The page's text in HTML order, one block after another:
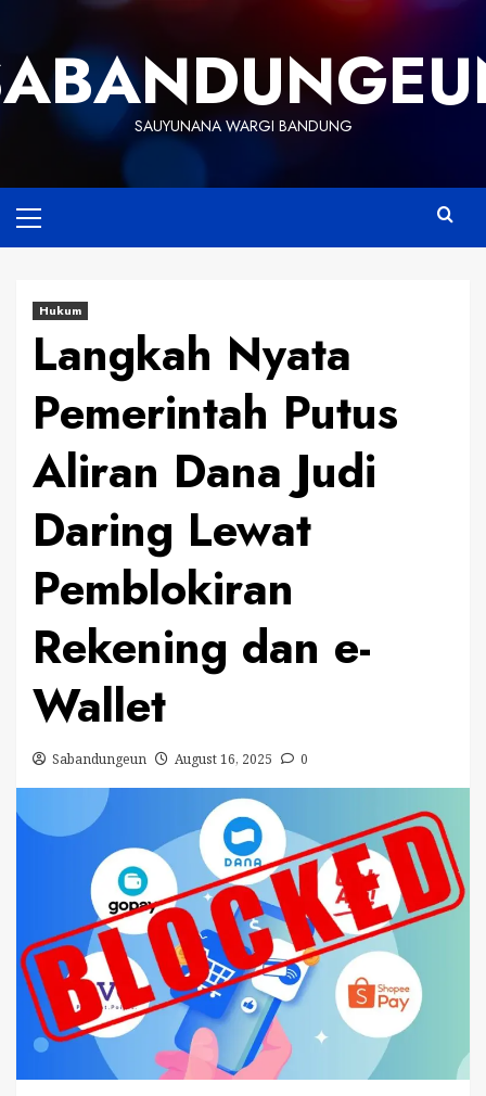
content
SAUYUNANA WARGI BANDUNG
Menu
Hukum
Langkah Nyata
Pemerintah Putus
Aliran Dana Judi
Daring Lewat
Pemblokiran
Rekening dan e-
Wallet
Sabandungeun August 16, 2025 0